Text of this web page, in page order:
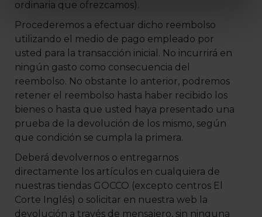
ordinaria que ofrezcamos).
Procederemos a efectuar dicho reembolso
utilizando el medio de pago empleado por
usted para la transacción inicial. No incurrirá en
ningún gasto como consecuencia del
reembolso. No obstante lo anterior, podremos
retener el reembolso hasta haber recibido los
bienes o hasta que usted haya presentado una
prueba de la devolución de los mismo, según
que condición se cumpla la primera.
Deberá devolvernos o entregarnos
directamente los artículos en cualquiera de
nuestras tiendas GOCCO (excepto centros El
Corte Inglés) o solicitar en nuestra web la
devolución a través de mensajero, sin ninguna